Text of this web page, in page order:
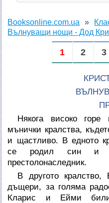
Booksonline.com.ua
Вълнуващи нощи - Дод
1 2 3
Някога високо
мънички кралства,
и щастливо. В едното
се родил син и
престолонаследник.
В другото
дъщери, за голяма
Кларис и Ейми